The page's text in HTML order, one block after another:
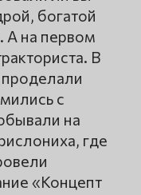
богатой
А на первом
В
с
на
где
«Концепт